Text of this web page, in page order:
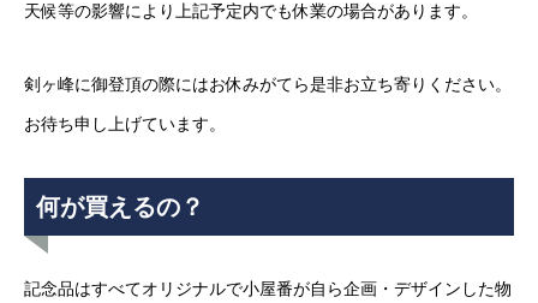
天候等の影響により上記予定内でも休業の場合があります。
剣ヶ峰に御登頂の際にはお休みがてら是非お立ち寄りください。
お待ち申し上げています。
何が買えるの？
記念品はすべてオリジナルで小屋番が自ら企画・デザインした物